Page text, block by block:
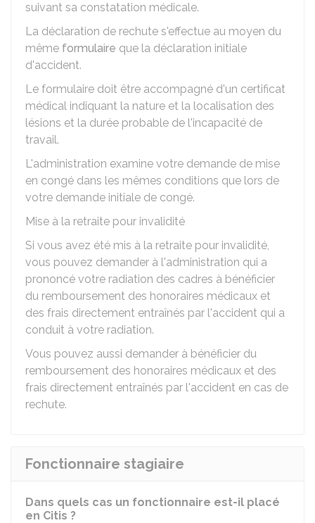
suivant sa constatation médicale.
La déclaration de rechute s'effectue au moyen du
même formulaire que la déclaration initiale
d'accident.
Le formulaire doit être accompagné d'un certificat
médical indiquant la nature et la localisation des
lésions et la durée probable de l'incapacité de
travail.
L'administration examine votre demande de mise
en congé dans les mêmes conditions que lors de
votre demande initiale de congé.
Mise à la retraite pour invalidité
Si vous avez été mis à la retraite pour invalidité,
vous pouvez demander à l'administration qui a
prononcé votre radiation des cadres à bénéficier
du remboursement des honoraires médicaux et
des frais directement entraînés par l'accident qui a
conduit à votre radiation.
Vous pouvez aussi demander à bénéficier du
remboursement des honoraires médicaux et des
frais directement entraînés par l'accident en cas de
rechute.
Fonctionnaire stagiaire
Dans quels cas un fonctionnaire est-il placé
en Citis ?